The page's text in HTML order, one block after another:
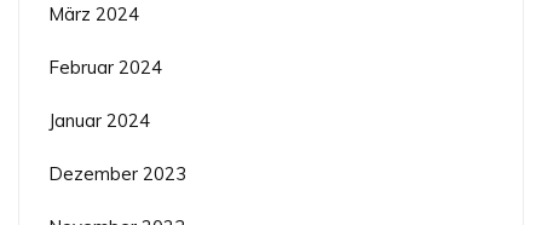
März 2024
Februar 2024
Januar 2024
Dezember 2023